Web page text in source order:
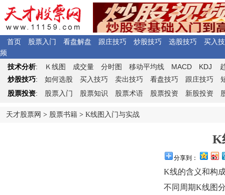
首页 股票入门 看盘解盘 跟庄技巧 炒股技巧 选股技巧
买入
频
技术分析: Ｋ 线图 成交量 分时图 移动平均线 MACD KDJ
炒股技巧: 如何选股 买入技巧 卖出技巧 看盘技巧 跟庄技巧
股票投资: 股票入门 股票知识 股票术语 股票投资 新股投资
天才股票网 > 股票书籍 > K线图入门与实战
K
分享到：
K线的含义和构
不同周期K线图